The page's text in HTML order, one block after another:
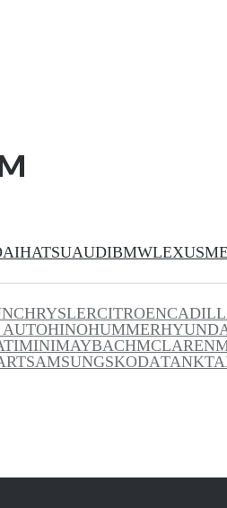
AUDIBMWLEXUS
CHRYSLERCITROEN
AUTOHINOHUMMER
MINIMAYBACHMCLAREN
SAMSUNGSKODATANK